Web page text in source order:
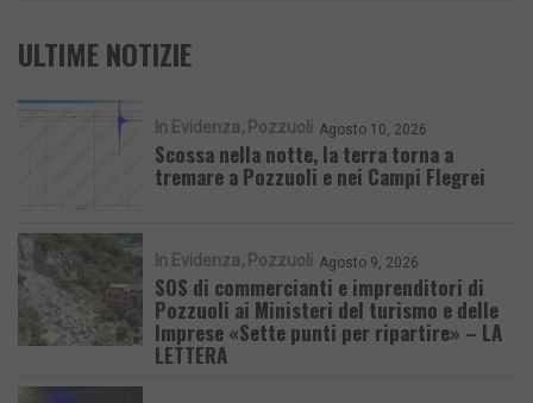
ULTIME NOTIZIE
In Evidenza Pozzuoli Agosto 10, 2026
Scossa nella notte, la terra torna a
tremare a Pozzuoli e nei Campi Flegrei
In Evidenza Pozzuoli Agosto 9, 2026
SOS di commercianti e imprenditori di
Pozzuoli ai Ministeri del turismo e delle
Imprese «Sette punti per ripartire» – LA
LETTERA